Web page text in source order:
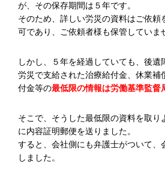
が、その保存期間は５年です。
そのため、詳しい労災の資料はご依頼
可であり、ご依頼者様も保管していま
しかし、５年を経過していても、後遺
労災で支給された治療給付金、休業補
付金等の最低限の情報は労働基準監督
そこで、そうした最低限の資料を取り
に内容証明郵便を送りました。
すると、会社側にも弁護士がついて、
しました。